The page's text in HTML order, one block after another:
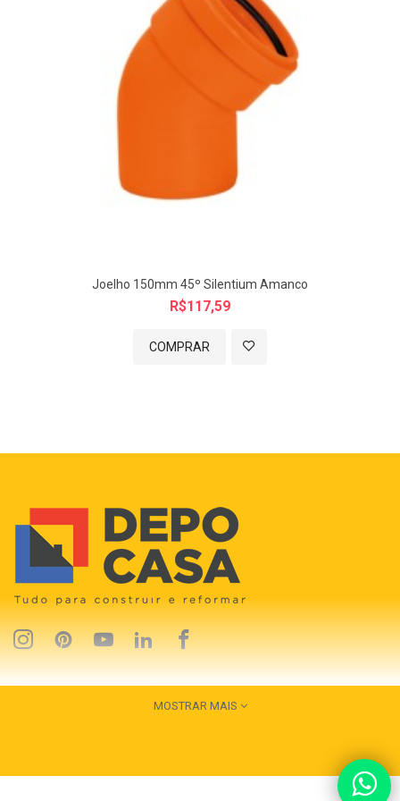
Luva Simples 75 mm Esgoto Silentium Amanco
A: 95,6/ B: 90,9/ C: 48,8/ D: 44/ E: DN75
Medidas aprox. mm
Imagem meramente ilustrativa.
Joelho 150mm 45º Silentium Amanco
R$117,59
COMPRAR
MOSTRAR MAIS